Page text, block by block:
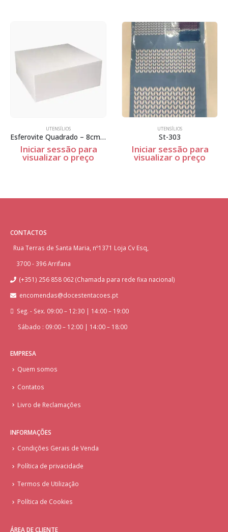
UTENSÍLIOS
Esferovite Quadrado – 8cm Espessura
Iniciar sessão para
visualizar o preço
UTENSÍLIOS
St-303
Iniciar sessão para
visualizar o preço
CONTACTOS
Rua Terras de Santa Maria, nº1371 Loja Cv Esq,
3700 - 396 Arrifana
(+351) 256 858 062 (Chamada para rede fixa nacional)
encomendas@docestentacoes.pt
Seg. - Sex. 09:00 – 12:30 | 14:00 – 19:00
Sábado : 09:00 – 12:00 | 14:00 – 18:00
EMPRESA
Quem somos
Contatos
Livro de Reclamações
INFORMAÇÕES
Condições Gerais de Venda
Política de privacidade
Termos de Utilização
Política de Cookies
ÁREA DE CLIENTE